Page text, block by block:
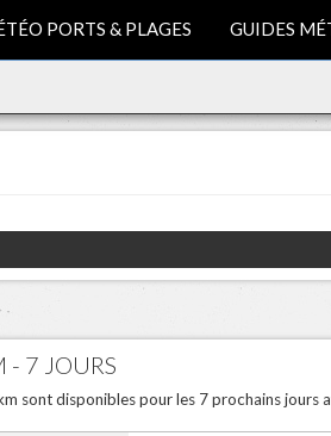
PORTS & PLAGES GUIDES
- 7 JOURS
sont disponibles pour les 7 prochains jours